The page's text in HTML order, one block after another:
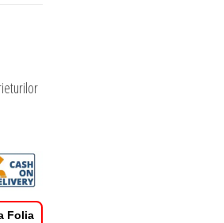
Folia